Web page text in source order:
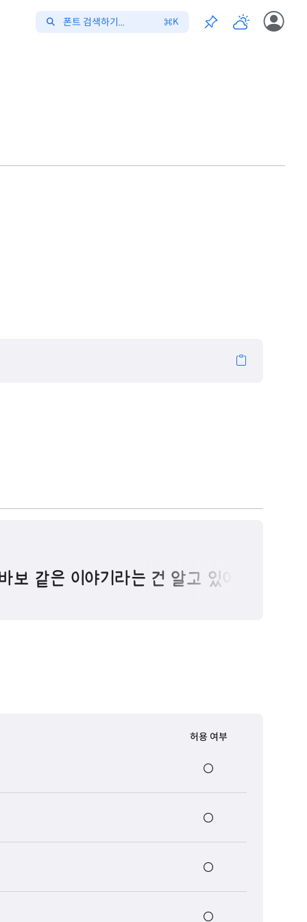
폰트 검색하기... K
같은 이야기라는 건 알고 있어.
허용 여부